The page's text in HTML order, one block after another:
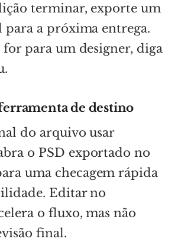
terminar, exporte um
para a próxima entrega.
for para um designer, diga
de destino
do arquivo usar
o PSD exportado no
uma checagem rápida
Editar no
o fluxo, mas não
final.